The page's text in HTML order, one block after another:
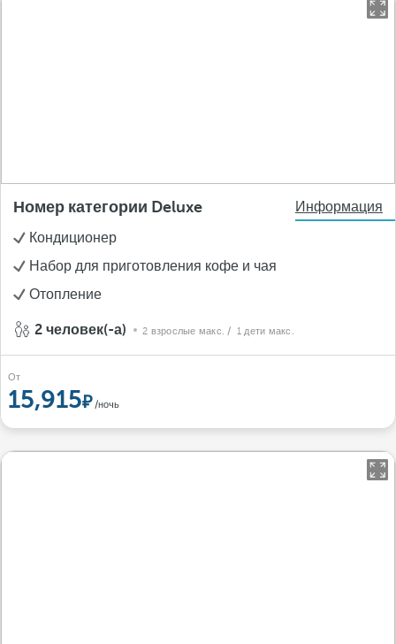
Номер категории Deluxe
Информация
Кондиционер
Набор для приготовления кофе и чая
Отопление
2 человек(-а) 2 взрослые макс. / 1 дети макс.
От
15,915 /ночь